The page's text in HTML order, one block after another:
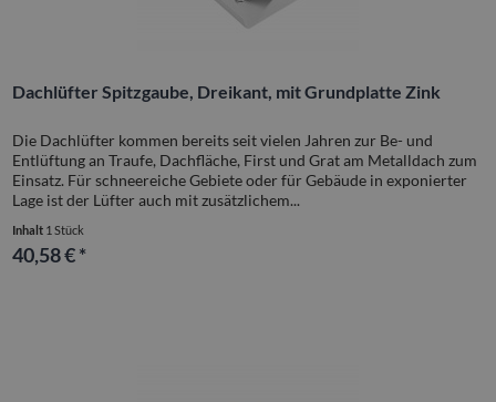
Dachlüfter Spitzgaube, Dreikant, mit Grundplatte Zink
Die Dachlüfter kommen bereits seit vielen Jahren zur Be- und
Entlüftung an Traufe, Dachfläche, First und Grat am Metalldach zum
Einsatz. Für schneereiche Gebiete oder für Gebäude in exponierter
Lage ist der Lüfter auch mit zusätzlichem...
Inhalt 1 Stück
40,58 € *